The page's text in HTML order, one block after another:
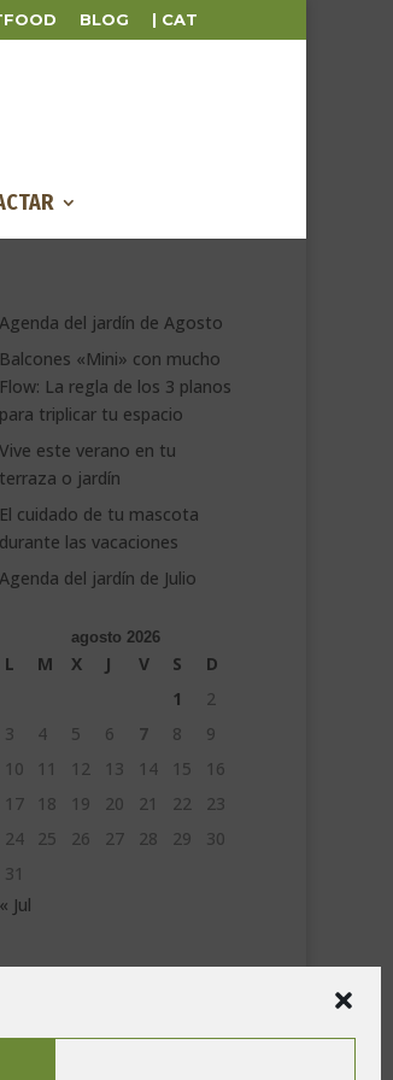
BLOG | CAT
Agenda del jardín de Agosto
Balcones «Mini» con mucho
Flow: La regla de los 3 planos
para triplicar tu espacio
Vive este verano en tu
terraza o jardín
El cuidado de tu mascota
durante las vacaciones
Agenda del jardín de Julio
agosto 2026
L M X J V S
D
1
2
3
4 5 6 7 8
9
10
11 12 13 14 15
16
17
18 19 20 21 22
23
24
25 26 27 28 29
30
31
« Jul